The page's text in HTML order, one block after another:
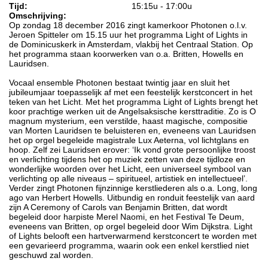
Tijd:
15:15u - 17:00u
Omschrijving:
Op zondag 18 december 2016 zingt kamerkoor Photonen o.l.v.
Jeroen Spitteler om 15.15 uur het programma Light of Lights in
de Dominicuskerk in Amsterdam, vlakbij het Centraal Station. Op
het programma staan koorwerken van o.a. Britten, Howells en
Lauridsen.
Vocaal ensemble Photonen bestaat twintig jaar en sluit het
jubileumjaar toepasselijk af met een feestelijk kerstconcert in het
teken van het Licht. Met het programma Light of Lights brengt het
koor prachtige werken uit de Angelsaksische kersttraditie. Zo is O
magnum mysterium, een verstilde, haast magische, compositie
van Morten Lauridsen te beluisteren en, eveneens van Lauridsen
het op orgel begeleide magistrale Lux Aeterna, vol lichtglans en
hoop. Zelf zei Lauridsen erover: ‘Ik vond grote persoonlijke troost
en verlichting tijdens het op muziek zetten van deze tijdloze en
wonderlijke woorden over het Licht, een universeel symbool van
verlichting op alle niveaus – spiritueel, artistiek en intellectueel’.
Verder zingt Photonen fijnzinnige kerstliederen als o.a. Long, long
ago van Herbert Howells. Uitbundig en ronduit feestelijk van aard
zijn A Ceremony of Carols van Benjamin Britten, dat wordt
begeleid door harpiste Merel Naomi, en het Festival Te Deum,
eveneens van Britten, op orgel begeleid door Wim Dijkstra. Light
of Lights belooft een hartverwarmend kerstconcert te worden met
een gevarieerd programma, waarin ook een enkel kerstlied niet
geschuwd zal worden.